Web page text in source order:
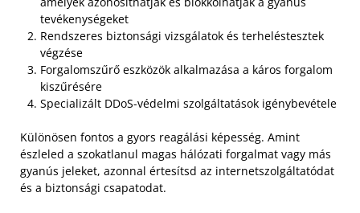
tevékenységeket
Rendszeres biztonsági vizsgálatok és terheléstesztek
végzése
Forgalomszűrő eszközök alkalmazása a káros forgalom
kiszűrésére
Specializált DDoS-védelmi szolgáltatások igénybevétele
Különösen fontos a gyors reagálási képesség. Amint
észleled a szokatlanul magas hálózati forgalmat vagy más
gyanús jeleket, azonnal értesítsd az internetszolgáltatódat
és a biztonsági csapatodat.